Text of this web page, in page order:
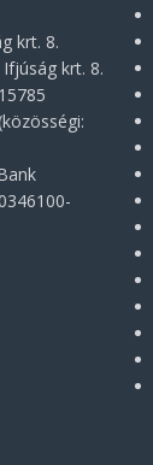
krt. 8.
krt. 8.